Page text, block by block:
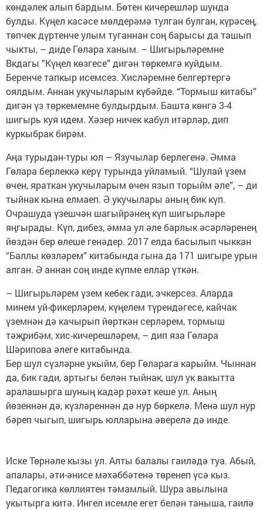
көндәлек алып бардым. Бөтен кичерешләр шунда
булды. Күңел касәсе мөлдерәмә тулган булган, күрәсең,
төпчек дүртенче улым туганнан соң барысы да ташып
чыкты, – диде Гөлара ханым. – Шигырьләремне
Вкдагы ”Күңел көзгесе” дигән төркемгә куйдым.
Беренче тапкыр исемсез. Хисләремне белгертергә
оялдым. Аннан укучыларым күбәйде. “Тормыш китабы”
дигән үз төркемемне булдырдым. Башта көнгә 3-4
шигырь куя идем. Хәзер ничек кабул итәрләр, дип
куркыбрак бирәм.
Аңа турыдан-туры юл – Язучылар берлегенә. Әмма
Гөлара берлеккә керү турында уйламый. “Шулай үзем
өчен, яраткан укучыларым өчен язып торыйм әле”, – ди
тыйнак кына елмаеп. Ә укучылары аның бик күп.
Очрашуда үзешчән шагыйрәнең күп шигырьләре
яңгырады. Күп, дибез, әмма ул әле барлык әсәрләренең
йөздән бер өлеше генәдер. 2017 елда басылып чыккан
“Баллы көзләрем” китабында гына да 171 шигыре урын
алган. Ә аннан соң инде күпме еллар үткән.
– Шигырьләрем үзем кебек гади, эчкерсез. Аларда
минем уй-фикерләрем, күңелем түрендәгесе, кайчак
үземнән дә качырып йөрткән серләрем, тормыш
тәҗрибәм, хис-кичерешләрем, – дип яза Гөлара
Шәрипова әлеге китабында.
Бер шул сүзләрне укыйм, бер Гөларага карыйм. Чыннан
да, бик гади, артыгы белән тыйнак, шул ук вакытта
аралашырга шуның кадәр рәхәт кеше ул. Аның
йөзеннән дә, күзләреннән дә нур бөркелә. Менә шул нур
бәреп чыгып, шигырь юлларына әверелә дә инде.
Иске Төрнәле кызы ул. Алты балалы гаиләдә туа. Абый,
апалары, әти-әнисе мәхәббәтенә төренеп үсә кыз.
Педагогика көллиятен тәмамлый. Шура авылына
укытырга китә. Ингел исемле егет белән таныша, гаилә